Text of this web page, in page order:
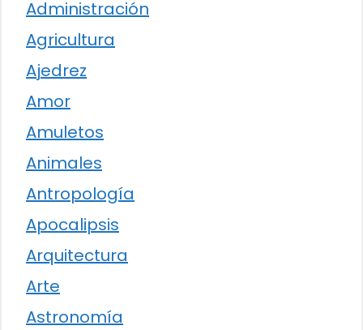
Administración
Agricultura
Ajedrez
Amor
Amuletos
Animales
Antropología
Apocalipsis
Arquitectura
Arte
Astronomía